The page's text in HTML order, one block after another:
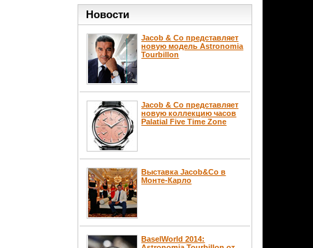
Новости
Jacob & Co представляет
новую модель Astronomia
Tourbillon
Jacob & Co представляет
новую коллекцию часов
Palatial Five Time Zone
Выставка Jacob&Co в
Монте-Карло
BaselWorld 2014: